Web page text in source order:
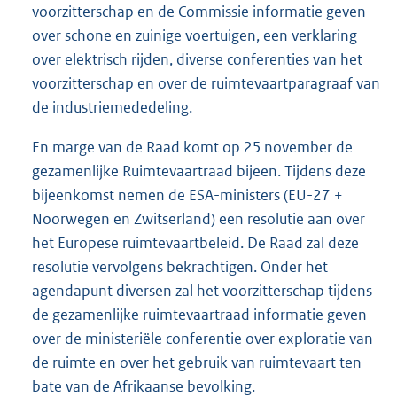
voorzitterschap en de Commissie informatie geven
over schone en zuinige voertuigen, een verklaring
over elektrisch rijden, diverse conferenties van het
voorzitterschap en over de ruimtevaartparagraaf van
de industriemededeling.
En marge van de Raad komt op 25 november de
gezamenlijke Ruimtevaartraad bijeen. Tijdens deze
bijeenkomst nemen de ESA-ministers (EU-27 +
Noorwegen en Zwitserland) een resolutie aan over
het Europese ruimtevaartbeleid. De Raad zal deze
resolutie vervolgens bekrachtigen. Onder het
agendapunt diversen zal het voorzitterschap tijdens
de gezamenlijke ruimtevaartraad informatie geven
over de ministeriële conferentie over exploratie van
de ruimte en over het gebruik van ruimtevaart ten
bate van de Afrikaanse bevolking.